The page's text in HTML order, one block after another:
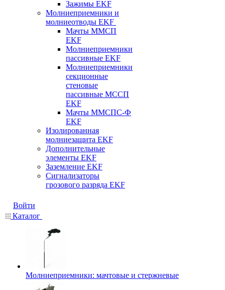
Зажимы EKF
Молниеприемники и
молниеотводы EKF
Мачты ММСП
EKF
Молниеприемники
пассивные EKF
Молниеприемники
секционные
стеновые
пассивные МССП
EKF
Мачты ММСПС-Ф
EKF
Изолированная
молниезащита EKF
Дополнительные
элементы EKF
Заземление EKF
Сигнализаторы
грозового разряда EKF
Войти
Каталог
Молниеприемники: мачтовые и стержневые